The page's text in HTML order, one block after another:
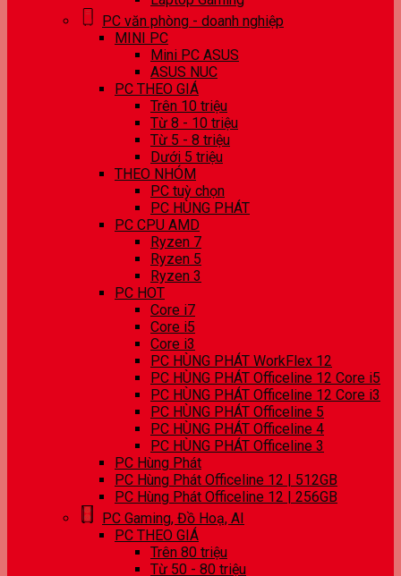
PC văn phòng - doanh nghiệp
MINI PC
Mini PC ASUS
ASUS NUC
PC THEO GIÁ
Trên 10 triệu
Từ 8 - 10 triệu
Từ 5 - 8 triệu
Dưới 5 triệu
THEO NHÓM
PC tuỳ chọn
PC HÙNG PHÁT
PC CPU AMD
Ryzen 7
Ryzen 5
Ryzen 3
PC HOT
Core i7
Core i5
Core i3
PC HÙNG PHÁT WorkFlex 12
PC HÙNG PHÁT Officeline 12 Core i5
PC HÙNG PHÁT Officeline 12 Core i3
PC HÙNG PHÁT Officeline 5
PC HÙNG PHÁT Officeline 4
PC HÙNG PHÁT Officeline 3
PC Hùng Phát
PC Hùng Phát Officeline 12 | 512GB
PC Hùng Phát Officeline 12 | 256GB
PC Gaming, Đồ Hoạ, AI
PC THEO GIÁ
Trên 80 triệu
Từ 50 - 80 triệu